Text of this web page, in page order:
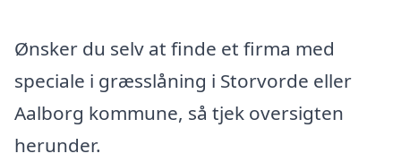
Ønsker du selv at finde et firma med
speciale i græsslåning i Storvorde eller
Aalborg kommune, så tjek oversigten
herunder.